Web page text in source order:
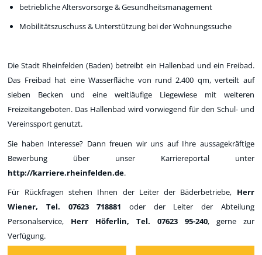
betriebliche Altersvorsorge & Gesundheitsmanagement
Mobilitätszuschuss & Unterstützung bei der Wohnungssuche
Die Stadt Rheinfelden (Baden) betreibt ein Hallenbad und ein Freibad.
Das Freibad hat eine Wasserfläche von rund 2.400 qm, verteilt auf
sieben Becken und eine weitläufige Liegewiese mit weiteren
Freizeitangeboten. Das Hallenbad wird vorwiegend für den Schul- und
Vereinssport genutzt.
Sie haben Interesse? Dann freuen wir uns auf Ihre aussagekräftige
Bewerbung über unser Karriereportal unter
http://karriere.rheinfelden.de.
Für Rückfragen stehen Ihnen der Leiter der Bäderbetriebe, Herr
Wiener, Tel. 07623 718881 oder der Leiter der Abteilung
Personalservice, Herr Höferlin, Tel. 07623 95-240, gerne zur
Verfügung.